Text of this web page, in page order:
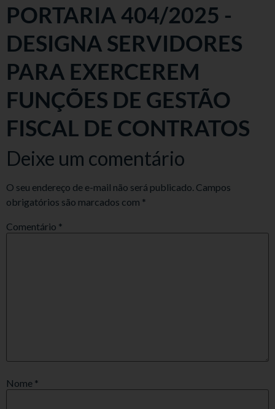
PORTARIA 404/2025 -
DESIGNA SERVIDORES
PARA EXERCEREM
FUNÇÕES DE GESTÃO
FISCAL DE CONTRATOS
Deixe um comentário
O seu endereço de e-mail não será publicado. Campos
obrigatórios são marcados com *
Comentário *
Nome *